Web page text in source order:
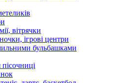
вітрячки
ігрові центри
бульбашками